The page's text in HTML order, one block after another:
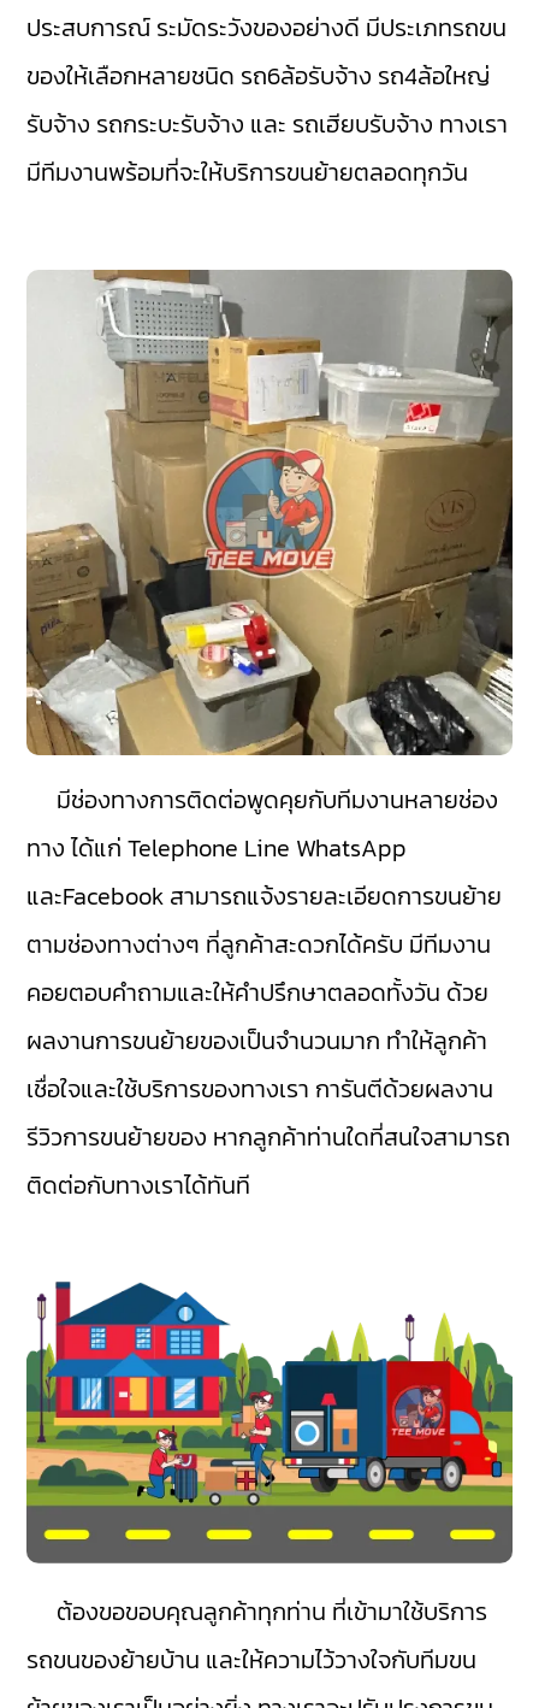
ประสบการณ์ ระมัดระวังของอย่างดี มีประเภทรถขน
ของให้เลือกหลายชนิด รถ6ล้อรับจ้าง รถ4ล้อใหญ่
รับจ้าง รถกระบะรับจ้าง และ รถเฮียบรับจ้าง ทางเรา
มีทีมงานพร้อมที่จะให้บริการขนย้ายตลอดทุกวัน
มีช่องทางการติดต่อพูดคุยกับทีมงานหลายช่อง
ทาง ได้แก่ Telephone Line WhatsApp
และFacebook สามารถแจ้งรายละเอียดการขนย้าย
ตามช่องทางต่างๆ ที่ลูกค้าสะดวกได้ครับ มีทีมงาน
คอยตอบคำถามและให้คำปรึกษาตลอดทั้งวัน ด้วย
ผลงานการขนย้ายของเป็นจำนวนมาก ทำให้ลูกค้า
เชื่อใจและใช้บริการของทางเรา การันตีด้วยผลงาน
รีวิวการขนย้ายของ หากลูกค้าท่านใดที่สนใจสามารถ
ติดต่อกับทางเราได้ทันที
ต้องขอขอบคุณลูกค้าทุกท่าน ที่เข้ามาใช้บริการ
รถขนของย้ายบ้าน และให้ความไว้วางใจกับทีมขน